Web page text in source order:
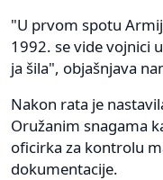
"U prvom spotu
1992. se vide vojnici
ja šila", objašnjava
Nakon rata je
Oružanim snagama
oficirka za kontrolu
dokumentacije.